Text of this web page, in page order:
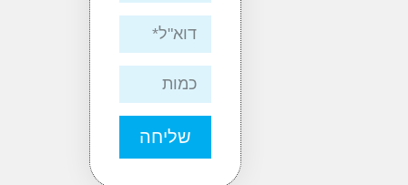
שליחה